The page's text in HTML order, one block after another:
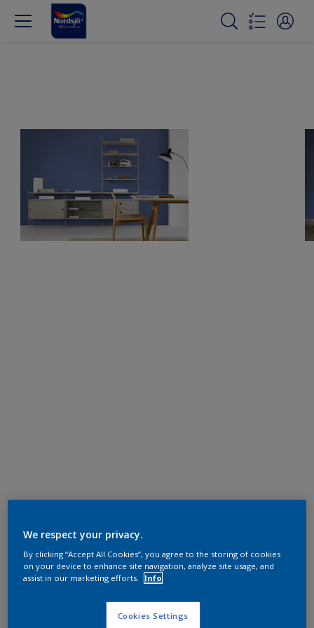
We respect your privacy.
By clicking “Accept All Cookies”, you agree to the storing of cookies
on your device to enhance site navigation, analyze site usage, and
assist in our marketing efforts.
Info
Cookies Settings